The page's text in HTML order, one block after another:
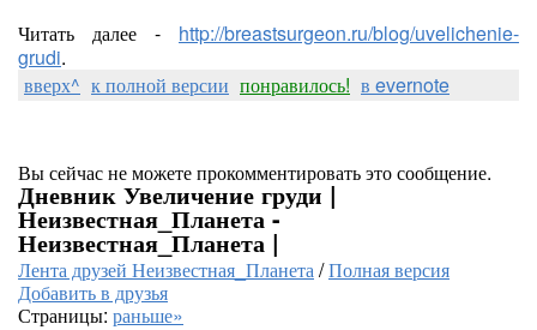
Читать далее - http://breastsurgeon.ru/blog/uvelichenie-
grudi.
вверх^ к полной версии понравилось! в evernote
Вы сейчас не можете прокомментировать это сообщение.
Дневник Увеличение груди |
Неизвестная_Планета -
Неизвестная_Планета |
Лента друзей Неизвестная_Планета/Полная версия
Добавить в друзья
Страницы: раньше»